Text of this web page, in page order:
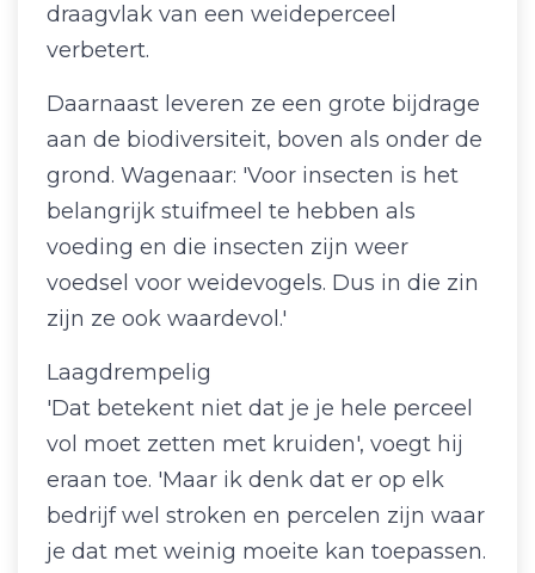
draagvlak van een weideperceel
verbetert.
Daarnaast leveren ze een grote bijdrage
aan de biodiversiteit, boven als onder de
grond. Wagenaar: 'Voor insecten is het
belangrijk stuifmeel te hebben als
voeding en die insecten zijn weer
voedsel voor weidevogels. Dus in die zin
zijn ze ook waardevol.'
Laagdrempelig
'Dat betekent niet dat je je hele perceel
vol moet zetten met kruiden', voegt hij
eraan toe. 'Maar ik denk dat er op elk
bedrijf wel stroken en percelen zijn waar
je dat met weinig moeite kan toepassen.